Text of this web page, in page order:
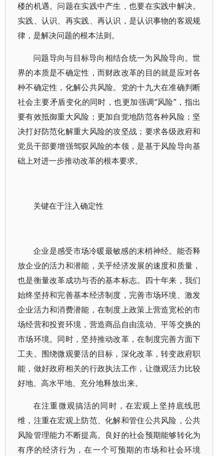
楼的机遇。问题在实践中产生，也要在实践中解决。
实践、认识、再实践、再认识，是认识事物的客观规
律，是解决问题的根本法则。
问题导向与目标导向相结合统一为风险导向。世
界的本质是不确定性，而财政改革的目的就是应对各
种不确定性，化解公共风险。党的十九大在准确判断
社会主要矛盾变化的同时，也更加强调“风险”，指出
要有效抵御重大风险；更加自觉地防范各种风险；坚
决打好防范化解重大风险的攻坚战；要求各级政府和
党员干部要增强驾驭风险的本领，是基于风险导向基
础上对进一步推动改革的根本要求。
关键在于注入确定性
企业是感受市场冷暖最敏感的末梢神经。能否释
放企业的活力和潜能，关乎经济发展的速度和质量，
也是衡量改革成功与否的基本标志。四十年来，我们
始终坚持和完善基本经济制度，完善市场环境、激发
企业活力和消费潜能，在制度上政策上营造宽松的市
场经营和投资环境，营造商品自由流动、平等交换的
市场环境。同时，坚持推动改革，在制度完善方面下
工夫。围绕微观要活的目标，深化改革，转变政府职
能，做好政府相关的行政执法工作，让微观活力比较
好地、高水平地、充分地释放出来。
在注重微观搞活的同时，在宏观上坚持底线思
维，注重在宏观上防范、化解和管住公共风险，公共
风险管理能力不断提高。良好的社会预期能够转化为
有序的经济行为，在一个可预期的市场和社会环境